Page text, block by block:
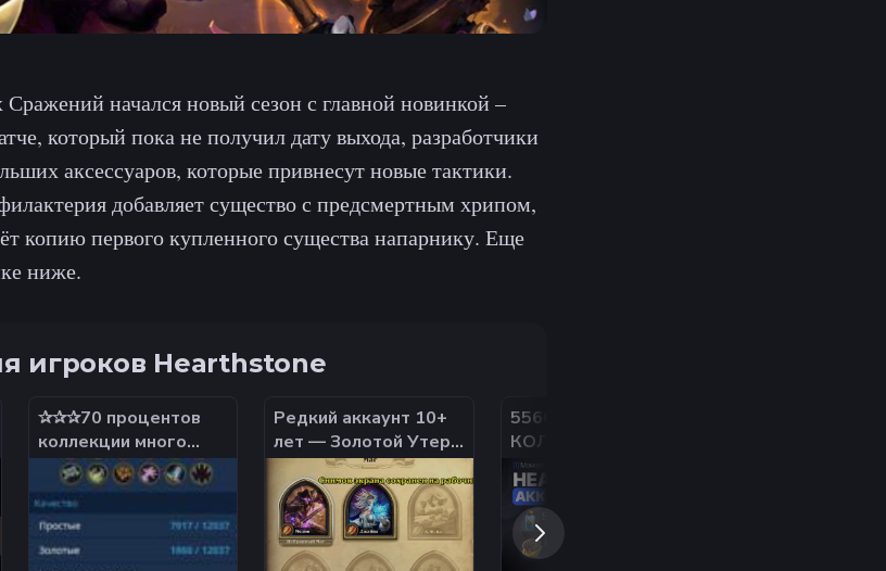
начался новый сезон с главной новинкой –
который пока не получил дату выхода, разработчики
аксессуаров, которые привнесут новые тактики.
добавляет существо с предсмертным хрипом,
копию первого купленного существа напарнику. Еще
ниже.
игроков Hearthstone
✰✰✰70 процентов
коллекции много
скинов огромное кол-
во карт для пыли✰✰✰
Редкий аккаунт 10+
лет — Золотой Утер
+ Медив + 16к пыли!
55660 ПЫЛИ -|-
КОЛОДА НА ВЫБОР
-|- ПОРТРЕТЫ -|-
ПОЛНЫЙ ДОСТУП -|-
СМЕНА ТЭГА